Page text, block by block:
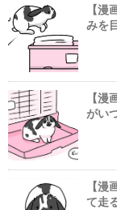
【
みを
【
がい
【
て走